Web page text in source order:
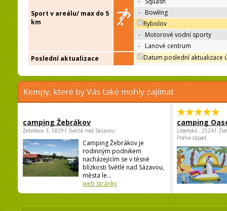
Sport v areálu/ max do 5
km
- Bowling
Rybolov
- Motorové vodní sporty
- Lanové centrum
Poslední aktualizace
Datum poslední aktualizace
Kempy, které by Vás také mohly zajímat
camping Žebrákov
Žebrákov 3, 58291 Světlá nad Sázavou
Camping Žebrákov je
rodinným podnikem
nacházejícím se v těsné
blízkosti Světlé nad Sázavou,
města le...
web stránky
camping
Libeňská , 25241
Praha-západ